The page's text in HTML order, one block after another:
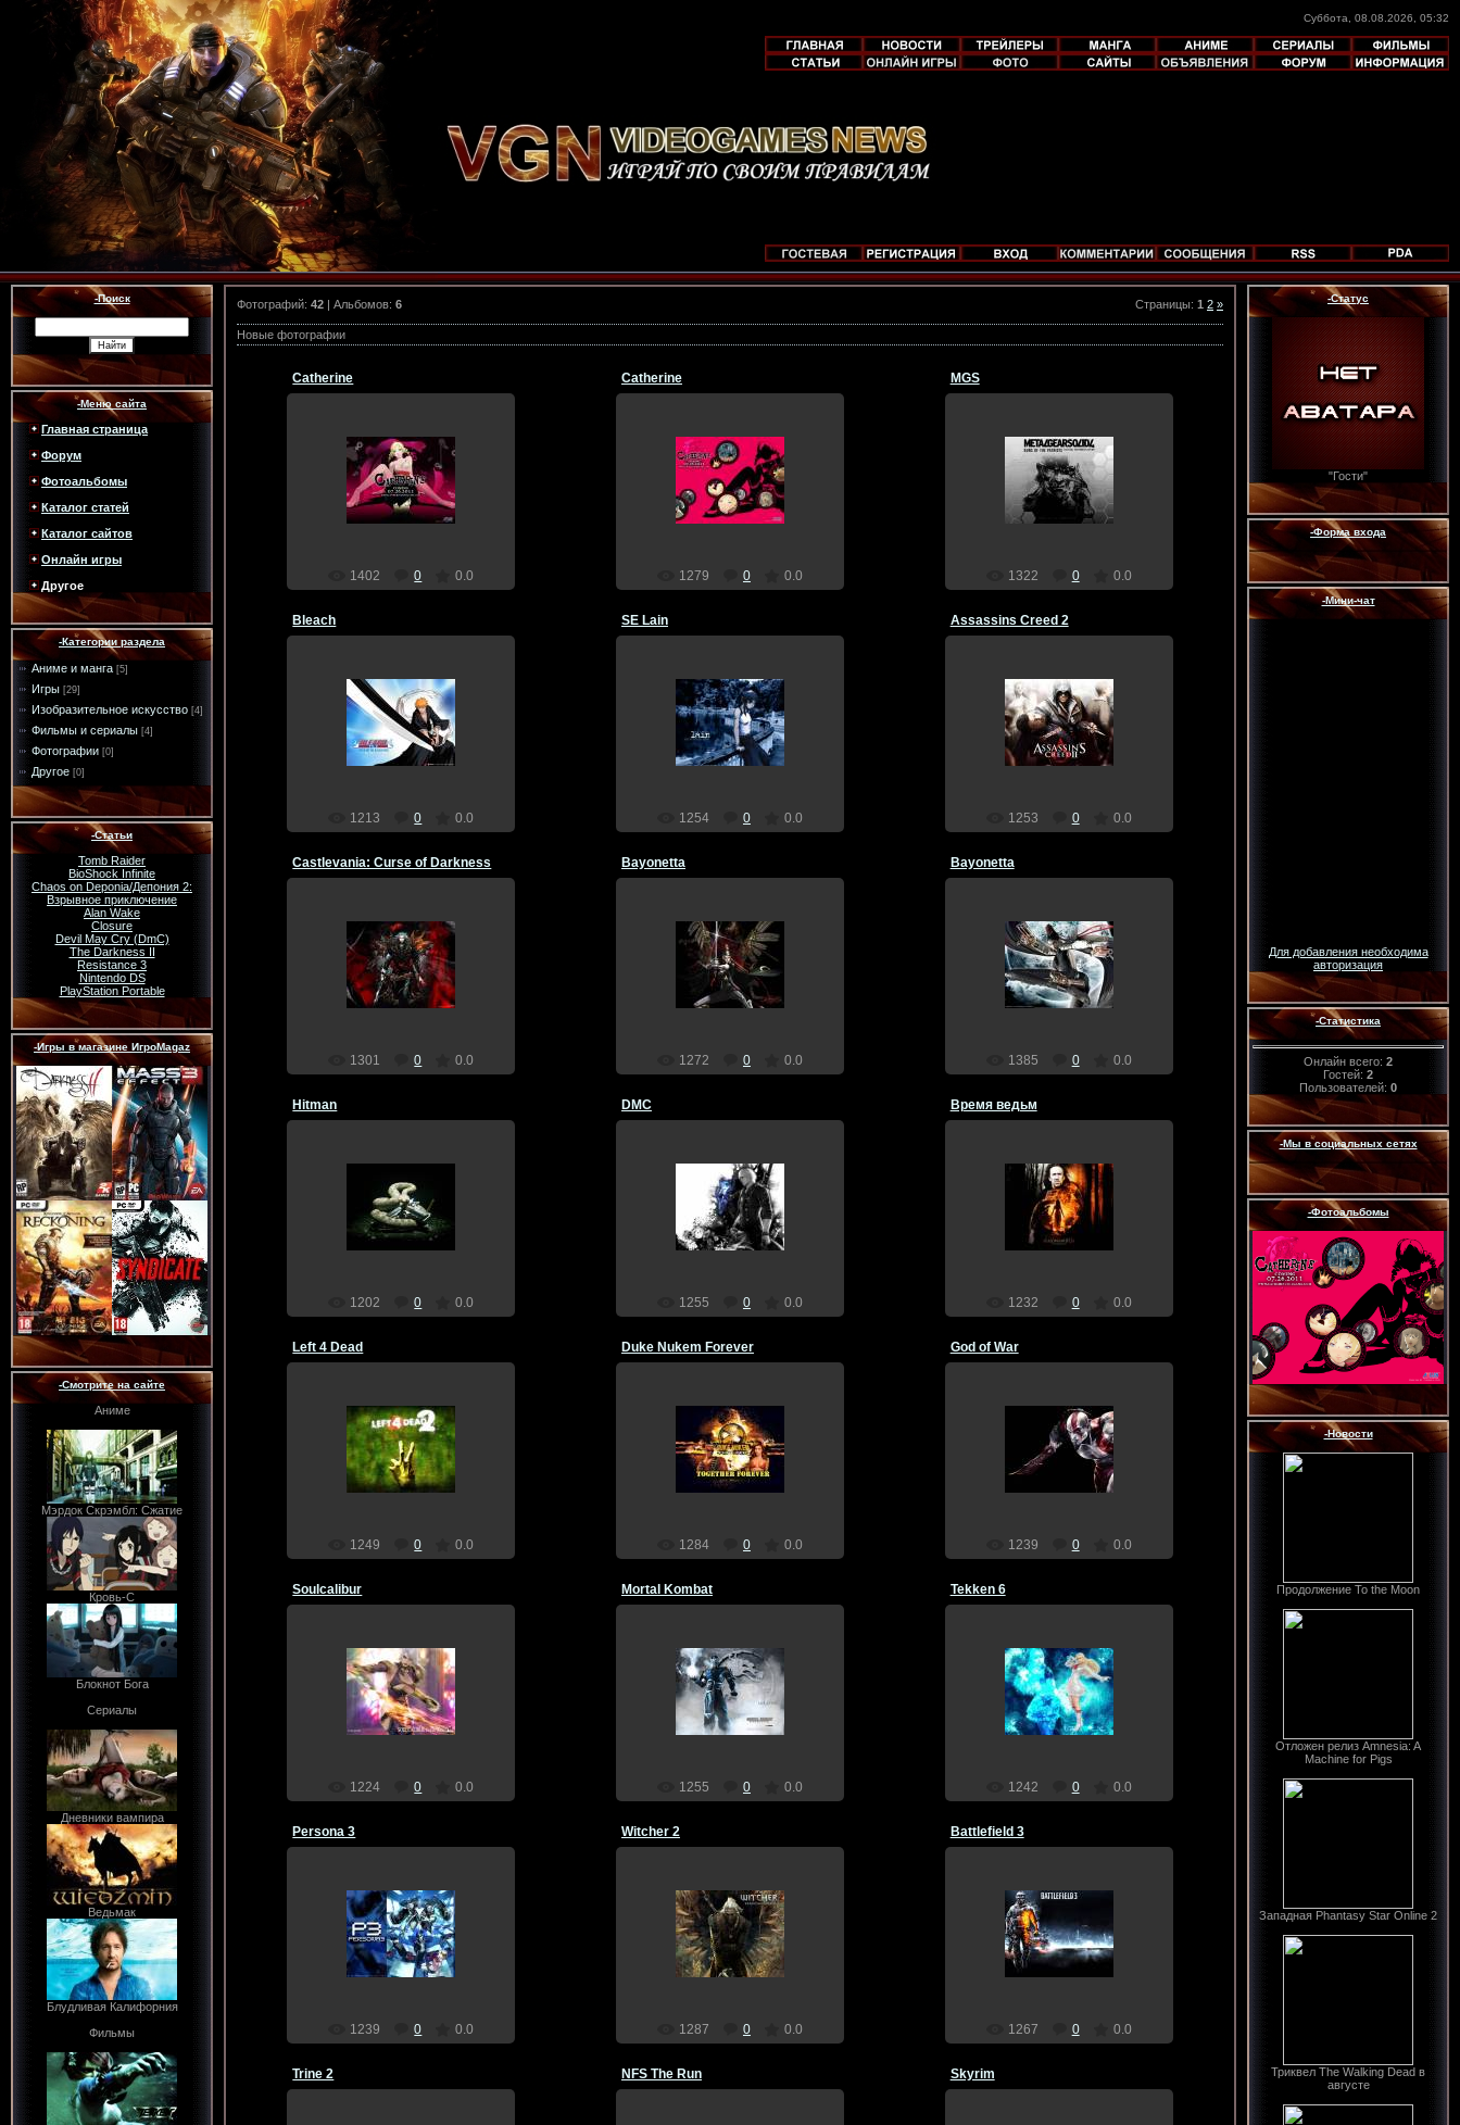
Суббота, 08.08.2026, 05:32
-Поиск
-Меню сайта
Главная страница
Форум
Фотоальбомы
Каталог статей
Каталог сайтов
Онлайн игры
Другое
-Категории раздела
Аниме и манга [5]
Игры [29]
Изобразительное искусство [4]
Фильмы и сериалы [4]
Фотографии [0]
Другое [0]
-Статьи
Tomb Raider
BioShock Infinite
Chaos on Deponia/Депония 2:
Взрывное приключение
Alan Wake
Closure
Devil May Cry (DmC)
The Darkness II
Resistance 3
Nintendo DS
PlayStation Portable
-Игры в магазине ИгроMagaz
-Смотрите на сайте
Аниме
Мэрдок Скрэмбл: Сжатие
Кровь-С
Блокнот Бога
Сериалы
Дневники вампира
Ведьмак
Блудливая Калифорния
Фильмы
Фотографий: 42 | Альбомов: 6 Страницы: 1 2 »
Новые фотографии
Catherine
29.12.2011
Dragon
1402 0 0.0
Catherine
29.12.2011
Dragon
1279 0 0.0
MGS
17.12.2011
Dragon
1322 0 0.0
Bleach
17.12.2011
Dragon
1213 0 0.0
SE Lain
17.12.2011
Dragon
1254 0 0.0
Assassins Creed 2
17.12.2011
Dragon
1253 0 0.0
Castlevania: Curse of Darkness
17.12.2011
Dragon
1301 0 0.0
Bayonetta
17.12.2011
Dragon
1272 0 0.0
Bayonetta
17.12.2011
Dragon
1385 0 0.0
Hitman
17.12.2011
Dragon
1202 0 0.0
DMC
17.12.2011
Dragon
1255 0 0.0
Время ведьм
17.12.2011
Dragon
1232 0 0.0
Left 4 Dead
17.12.2011
Dragon
1249 0 0.0
Duke Nukem Forever
17.12.2011
Dragon
1284 0 0.0
God of War
17.12.2011
1239 0 0.0
Soulcalibur
17.12.2011
Dragon
1224 0 0.0
Mortal Kombat
17.12.2011
Dragon
1255 0 0.0
Tekken 6
17.12.2011
Dragon
1242 0 0.0
Persona 3
17.12.2011
Dragon
1239 0 0.0
Witcher 2
17.12.2011
Dragon
1287 0 0.0
Battlefield 3
17.12.2011
Dragon
1267 0 0.0
Trine 2 NFS The Run Skyrim
-Статус
"Гости"
-Форма входа
-Мини-чат
Для добавления необходима
авторизация
-Статистика
Онлайн всего: 2
Гостей: 2
Пользователей: 0
-Мы в социальных сетях
-Фотоальбомы
-Новости
Продолжение To the Moon
Отложен релиз Amnesia: A
Machine for Pigs
Западная Phantasy Star Online 2
Триквел The Walking Dead в
августе